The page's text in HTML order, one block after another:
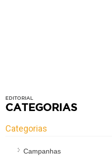
EDITORIAL
CATEGORIAS
Categorias
Campanhas